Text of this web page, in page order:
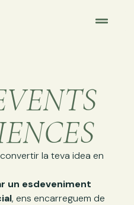
la teva idea en
un esdeveniment
, ens encarreguem de